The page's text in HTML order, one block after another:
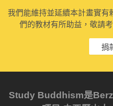
我們能維持並延續本計畫實有
們的教材有所助益，敬請
捐
Study Buddhism是